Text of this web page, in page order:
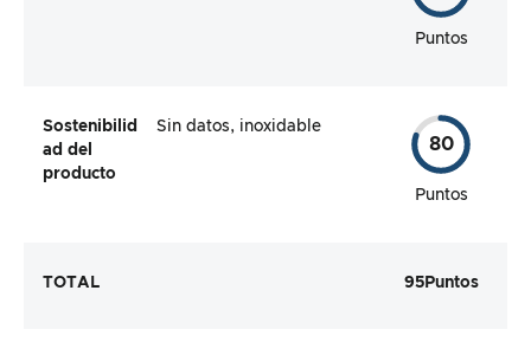
Puntos
Sostenibilid
ad del
producto
Sin datos, inoxidable
80
Puntos
TOTAL 95Puntos